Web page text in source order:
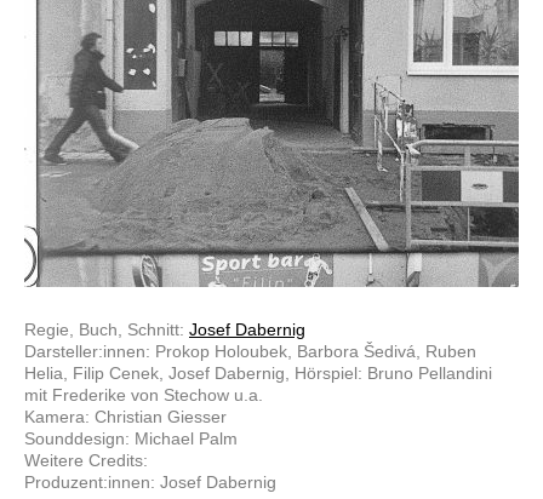
Regie, Buch, Schnitt: Josef Dabernig
Darsteller:innen: Prokop Holoubek, Barbora Šedivá, Ruben
Helia, Filip Cenek, Josef Dabernig, Hörspiel: Bruno Pellandini
mit Frederike von Stechow u.a.
Kamera: Christian Giesser
Sounddesign: Michael Palm
Weitere Credits:
Produzent:innen: Josef Dabernig